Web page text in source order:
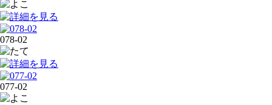
078-02
077-02